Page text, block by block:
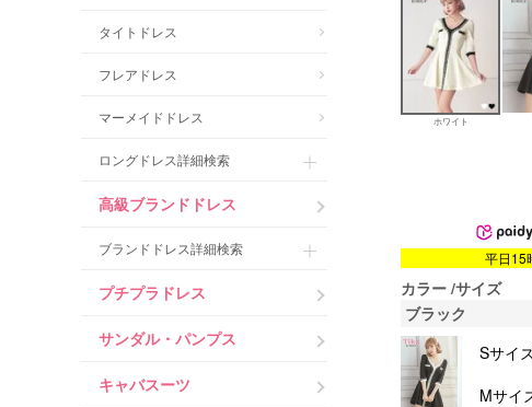
タイトドレス
フレアドレス
マーメイドドレス
ロングドレス詳細検索
高級ブランドドレス
ブランドドレス詳細検索
プチプラドレス
サンダル・パンプス
キャバスーツ
ホワイト
平日15
カラー サイズ
ブラック
Sサイ
Mサイ